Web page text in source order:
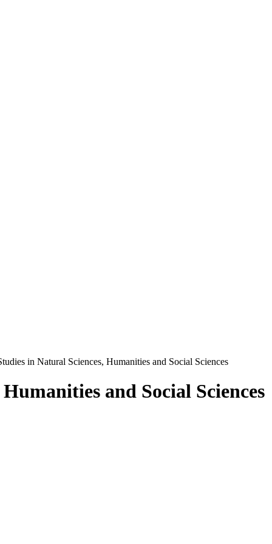
in Natural Sciences, Humanities and Social Sciences
and Social Sciences